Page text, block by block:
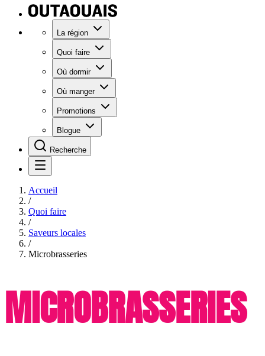
La région
Quoi faire
Où dormir
Où manger
Promotions
Blogue
Recherche
Accueil
/
Quoi faire
/
Saveurs locales
/
Microbrasseries
MICROBRASSERIES